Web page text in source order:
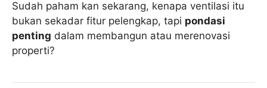
Sudah paham kan sekarang, kenapa ventilasi itu
bukan sekadar fitur pelengkap, tapi pondasi
penting dalam membangun atau merenovasi
properti?